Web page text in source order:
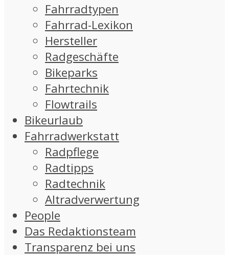
Fahrradtypen
Fahrrad-Lexikon
Hersteller
Radgeschäfte
Bikeparks
Fahrtechnik
Flowtrails
Bikeurlaub
Fahrradwerkstatt
Radpflege
Radtipps
Radtechnik
Altradverwertung
People
Das Redaktionsteam
Transparenz bei uns